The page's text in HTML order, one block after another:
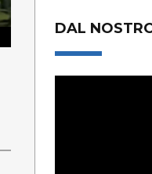
DAL